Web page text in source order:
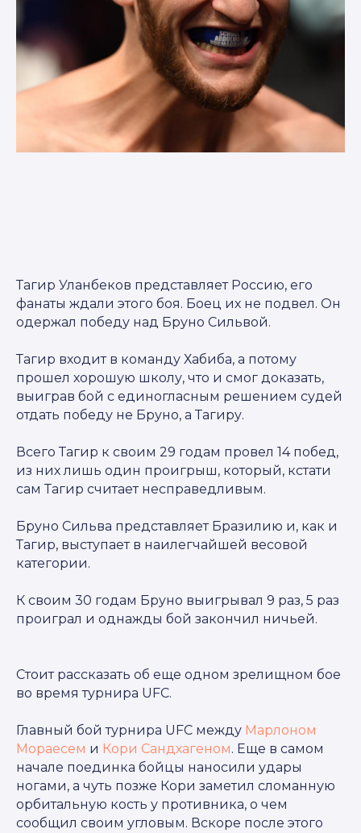
Тагир Уланбеков представляет Россию, его
фанаты ждали этого боя. Боец их не подвел. Он
одержал победу над Бруно Сильвой.
Тагир входит в команду Хабиба, а потому
прошел хорошую школу, что и смог доказать,
выиграв бой с единогласным решением судей
отдать победу не Бруно, а Тагиру.
Всего Тагир к своим 29 годам провел 14 побед,
из них лишь один проигрыш, который, кстати
сам Тагир считает несправедливым.
Бруно Сильва представляет Бразилию и, как и
Тагир, выступает в наилегчайшей весовой
категории.
К своим 30 годам Бруно выигрывал 9 раз, 5 раз
проиграл и однажды бой закончил ничьей.
Стоит рассказать об еще одном зрелищном бое
во время турнира UFC.
Главный бой турнира UFC между Марлоном
Мораесем и Кори Сандхагеном. Еще в самом
начале поединка бойцы наносили удары
ногами, а чуть позже Кори заметил сломанную
орбитальную кость у противника, о чем
сообщил своим угловым. Вскоре после этого